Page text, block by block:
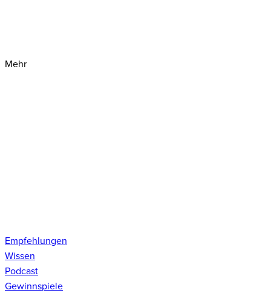
Mehr
Empfehlungen
Wissen
Podcast
Gewinnspiele